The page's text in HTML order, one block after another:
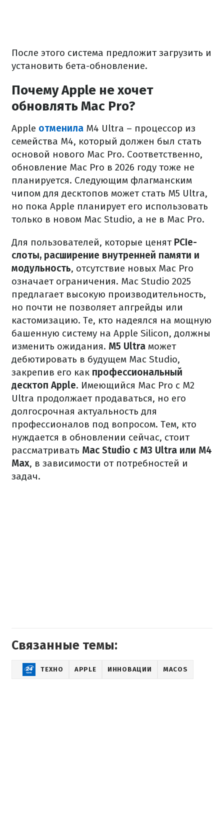
После этого система предложит загрузить и
установить бета-обновление.
Почему Apple не хочет
обновлять Mac Pro?
Apple отменила M4 Ultra – процессор из
семейства M4, который должен был стать
основой нового Mac Pro. Соответственно,
обновление Mac Pro в 2026 году тоже не
планируется. Следующим флагманским
чипом для десктопов может стать M5 Ultra,
но пока Apple планирует его использовать
только в новом Mac Studio, а не в Mac Pro.
Для пользователей, которые ценят PCIe-
слоты, расширение внутренней памяти и
модульность, отсутствие новых Mac Pro
означает ограничения. Mac Studio 2025
предлагает высокую производительность,
но почти не позволяет апгрейды или
кастомизацию. Те, кто надеялся на мощную
башенную систему на Apple Silicon, должны
изменить ожидания. M5 Ultra может
дебютировать в будущем Mac Studio,
закрепив его как профессиональный
десктоп Apple. Имеющийся Mac Pro с M2
Ultra продолжает продаваться, но его
долгосрочная актуальность для
профессионалов под вопросом. Тем, кто
нуждается в обновлении сейчас, стоит
рассматривать Mac Studio с M3 Ultra или M4
Max, в зависимости от потребностей и
задач.
Связанные темы:
ТЕХНО APPLE ИННОВАЦИИ MACOS